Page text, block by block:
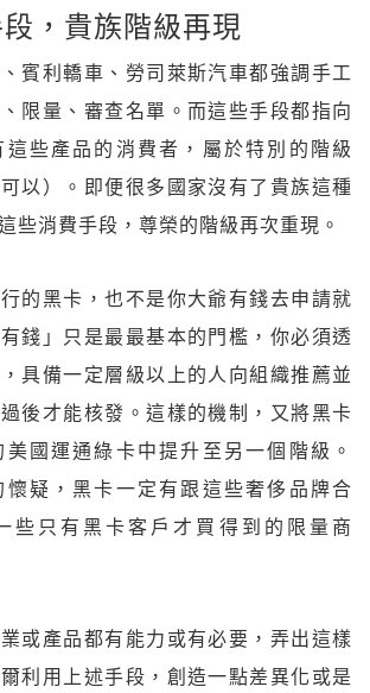
，貴族階級再現
賓利轎車、勞司萊斯汽車都強調手工
限量、審查名單。而這些手段都指向
些產品的消費者，屬於特別的階級
可以）。即便很多國家沒有了貴族這種
些消費手段，尊榮的階級再次重現。
的黑卡，也不是你大爺有錢去申請就
錢」只是最最基本的門檻，你必須透
具備一定層級以上的人向組織推薦並
後才能核發。這樣的機制，又將黑卡
國運通綠卡中提升至另一個階級。
懷疑，黑卡一定有跟這些奢侈品牌合
些只有黑卡客戶才買得到的限量商
或產品都有能力或有必要，弄出這樣
利用上述手段，創造一點差異化或是